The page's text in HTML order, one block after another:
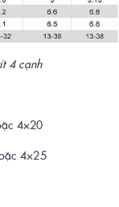
4 cạnh
4×20
4×25